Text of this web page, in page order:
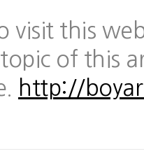
visit this
of this
http://